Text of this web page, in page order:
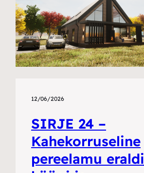
12/06/2026
SIRJE 24 –
Kahekorruseline
pereelamu eraldi